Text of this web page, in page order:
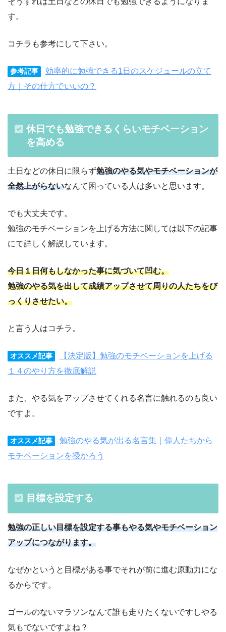
す。
コチラも参考にして下さい。
参考記事
効率的に勉強できる1日のスケジュールの立て
方｜その仕方でいいの？
休日でも勉強できるくらいモチベーション
を高める
土日などの休日に限らず勉強のやる気やモチベーションが
全然上がらないなんて困っている人は多いと思います。
でも大丈夫です。
勉強のモチベーションを上げる方法に関しては以下の記事
にて詳しく解説しています。
今日１日何もしなかった事に気づいて凹む。
勉強のやる気を出して成績アップさせて周りの人たちをび
っくりさせたい。
と言う人はコチラ。
オススメ記事
【決定版】勉強のモチベーションを上げる
１４のやり方を徹底解説
また、やる気をアップさせてくれる名言に触れるのも良い
ですよ。
オススメ記事
勉強のやる気が出る名言集｜偉人たちから
モチベーションを授かろう
目標を設定する
勉強の正しい目標を設定する事もやる気やモチベーション
アップにつながります。
なぜかというと目標がある事でそれが前に進む原動力にな
るからです。
ゴールのないマラソンなんて誰も走りたくないですしやる
気もでないですよね？